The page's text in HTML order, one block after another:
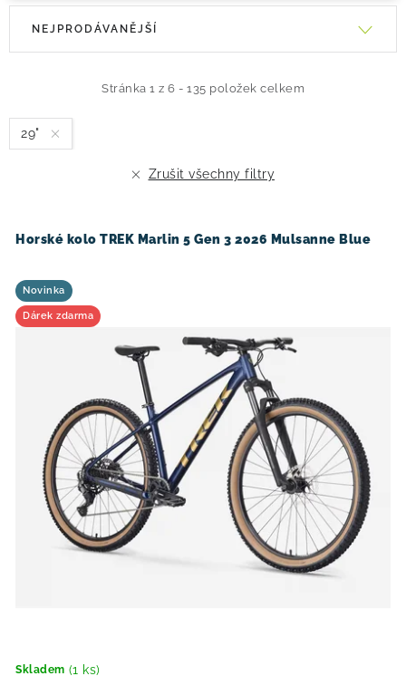
V
s
p
u
t
ů
Stránka 1 z 6 - 135 položek celkem
Ř
n
í
d
k
t
NEJPRODÁVANĚJŠÍ
29"
Zrušit všechny filtry
Horské kolo TREK Marlin 5 Gen 3 2026 Mulsanne Blue
Novinka
Dárek zdarma
Skladem (1 ks)